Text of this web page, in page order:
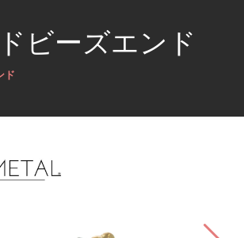
ビーズエンド
ド